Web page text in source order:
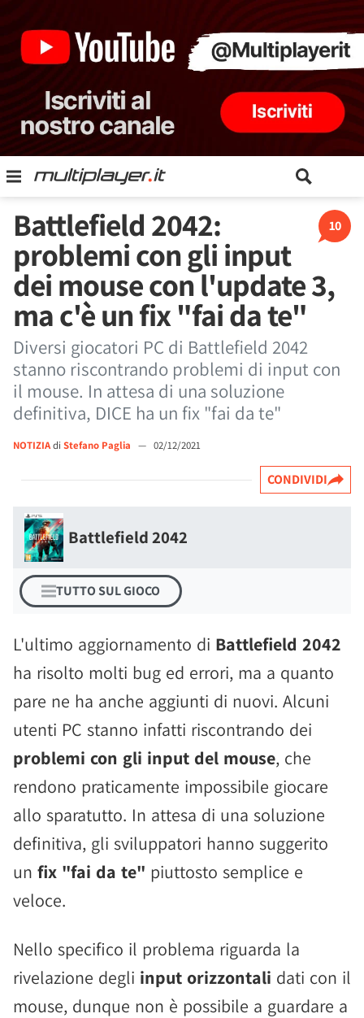
10
Battlefield 2042:
problemi con gli input
dei mouse con l'update 3,
ma c'è un fix "fai da te"
Diversi giocatori PC di Battlefield 2042
stanno riscontrando problemi di input con
il mouse. In attesa di una soluzione
definitiva, DICE ha un fix "fai da te"
NOTIZIAdi Stefano Paglia — 02/12/2021
CONDIVIDI
Battlefield 2042
TUTTO SUL GIOCO
L'ultimo aggiornamento di Battlefield 2042
ha risolto molti bug ed errori, ma a quanto
pare ne ha anche aggiunti di nuovi. Alcuni
utenti PC stanno infatti riscontrando dei
problemi con gli input del mouse, che
rendono praticamente impossibile giocare
allo sparatutto. In attesa di una soluzione
definitiva, gli sviluppatori hanno suggerito
un fix "fai da te" piuttosto semplice e
veloce.
Nello specifico il problema riguarda la
rivelazione degli input orizzontali dati con il
mouse, dunque non è possibile a guardare a